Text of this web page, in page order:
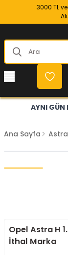
3000 TL
AYNI GÜN
Ana Sayfa
Opel Astra H
İthal Marka